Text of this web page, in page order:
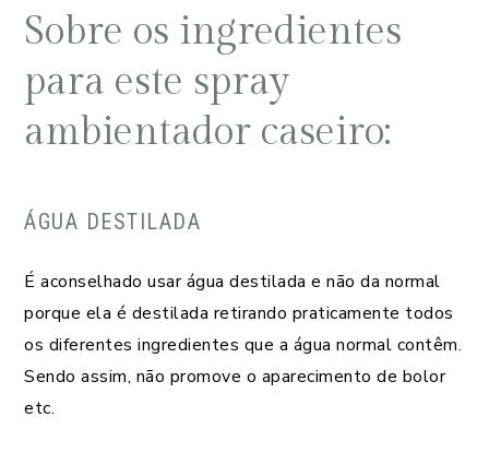
Sobre os ingredientes
para este spray
ambientador caseiro:
ÁGUA DESTILADA
É aconselhado usar água destilada e não da normal
porque ela é destilada retirando praticamente todos
os diferentes ingredientes que a água normal contêm.
Sendo assim, não promove o aparecimento de bolor
etc.